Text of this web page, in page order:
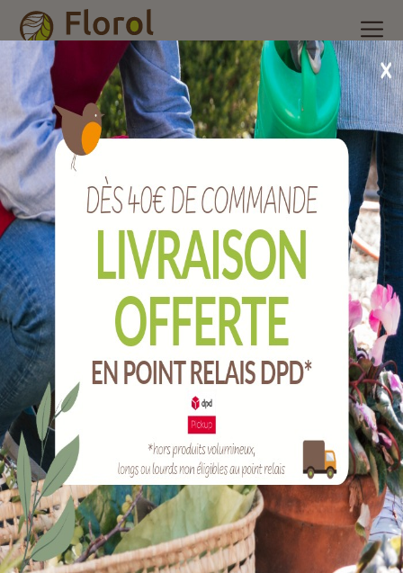
Accueil Nos produits /Poterie et accessoires /Soucoupe
plastique
Soucoupe carrée nazca cendre 32x32 cm
Soucoupe carrée NAZCA cendre 32x32 cm
Ref :
145032005
EAN :8051560240353
Marque :
Quantité :
Unité
-